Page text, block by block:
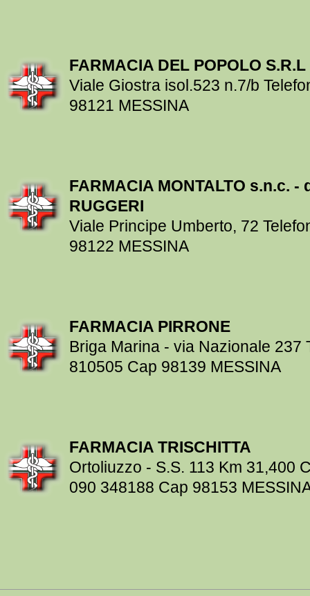
FARMACIA DEL POPOLO S.R.L
Viale Giostra isol.523 n.7/b
98121 MESSINA
FARMACIA MONTALTO s.n.c. -
RUGGERI
Viale Principe Umberto, 72
98122 MESSINA
FARMACIA PIRRONE
Briga Marina - via Nazionale 237
810505 Cap 98139 MESSINA
FARMACIA TRISCHITTA
Ortoliuzzo - S.S. 113 Km 31,400
090 348188 Cap 98153